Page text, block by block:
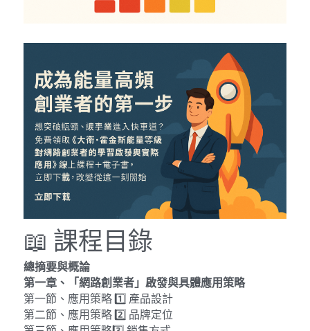
📖 課程目錄
總摘要與概論
第一章、「網路創業者」啟發與具體應用策略
第一節、應用策略 1️⃣ 產品設計
第二節、應用策略 2️⃣ 品牌定位